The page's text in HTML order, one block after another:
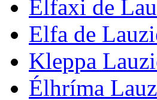
Élfaxi de
Elfa de
Kleppa
Élhríma